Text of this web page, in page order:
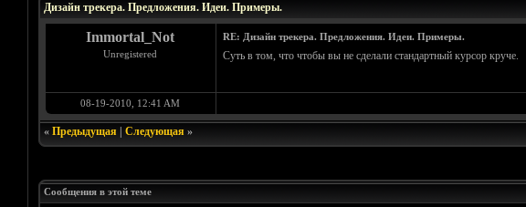
Дизайн трекера. Предложения. Идеи. Примеры.
Immortal_Not
Unregistered
RE: Дизайн трекера. Предложения. Идеи. Примеры.
Суть в том, что чтобы вы не сделали стандартный курсор круче.
08-19-2010, 12:41 AM
« Предыдущая| Следующая»
Сообщения в этой теме